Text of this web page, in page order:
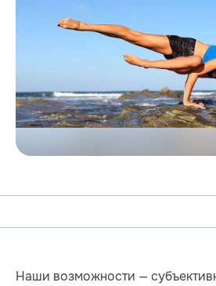
Наши возможности —